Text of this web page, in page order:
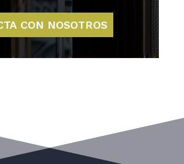
CON NOSOTROS